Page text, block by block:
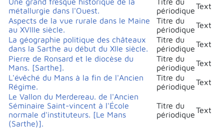
métallurgie dans l'Ouest.
périodiqueText
Aspects de la vue rurale dans le Maine
au XVIIIe siècle.
Titre du
périodiqueText
La géographie politique des châteaux
dans la Sarthe au début du XIIe siècle.
Titre du
périodiqueText
Pierre de Ronsard et le diocèse du
Mans. [Sarthe].
Titre du
périodiqueText
L'évêché du Mans à la fin de l'Ancien
Régime.
Titre du
périodiqueText
Le Vallon du Merdereau. de l'Ancien
Séminaire Saint-vincent à l'École
normale d'instituteurs. [Le Mans
(Sarthe)].
Titre du
périodiqueText